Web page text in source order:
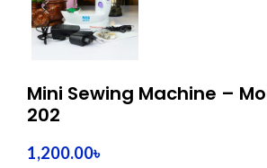
Mini Sewing Machine –
202
1,200.00৳